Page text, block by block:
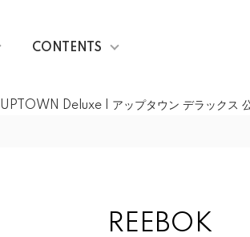
UPTOWN Deluxe | アップタウン デラックス
CONTENTS
REEBOK